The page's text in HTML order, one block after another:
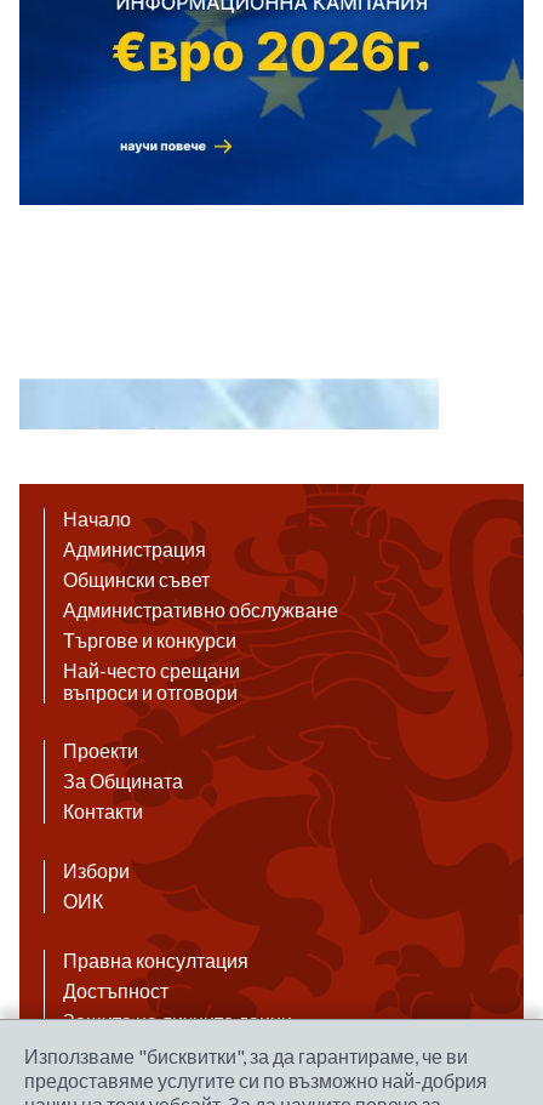
Начало
Администрация
Общински съвет
Административно обслужване
Търгове и конкурси
Най-често срещани
въпроси и отговори
Проекти
За Общината
Контакти
Избори
ОИК
Правна консултация
Достъпност
Защита на личните данни
Антикорупция
Връзки
Използваме "бисквитки", за да гарантираме, че ви
предоставяме услугите си по възможно най-добрия